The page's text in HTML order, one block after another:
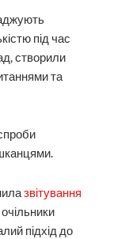
під час
створили
та
звітування
очільники
підхід до